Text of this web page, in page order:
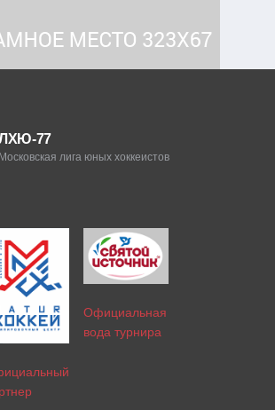
77
Московская лига юных хоккеистов
Официальная
вода турнира